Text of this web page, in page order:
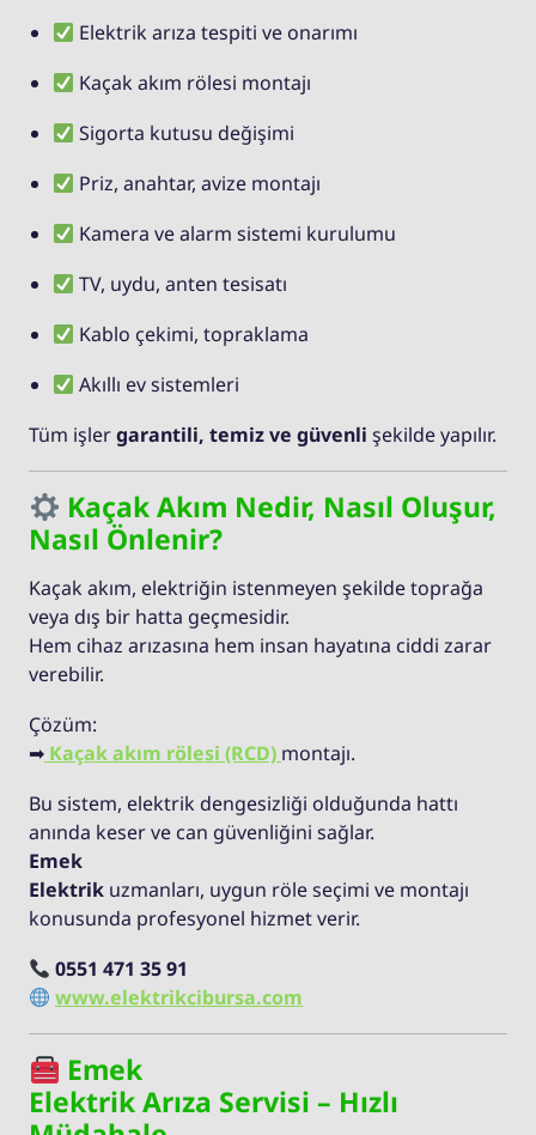
Elektrik arıza tespiti ve onarımı
Kaçak akım rölesi montajı
Sigorta kutusu değişimi
Priz, anahtar, avize montajı
Kamera ve alarm sistemi kurulumu
TV, uydu, anten tesisatı
Kablo çekimi, topraklama
Akıllı ev sistemleri
Tüm işlergarantili, temiz ve güvenli şekilde yapılır.
Kaçak Akım Nedir, Nasıl Oluşur,
Nasıl Önlenir?
Kaçak akım, elektriğin istenmeyen şekilde toprağa
veya dış bir hatta geçmesidir.
Hem cihaz arızasına hem insan hayatına ciddi zarar
verebilir.
Çözüm:
➡ Kaçak akım rölesi (RCD) montajı.
Bu sistem, elektrik dengesizliği olduğunda hattı
anında keser ve can güvenliğini sağlar.
Emek
Elektrik uzmanları, uygun röle seçimi ve montajı
konusunda profesyonel hizmet verir.
0551 471 35 91
www.elektrikcibursa.com
Emek
Elektrik Arıza Servisi – Hızlı